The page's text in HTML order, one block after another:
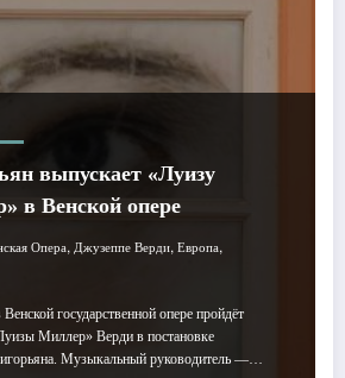
выпускает «Луизу
в Венской опере
Опера, Джузеппе Верди, Европа,
государственной опере пройдёт
Миллер» Верди в постановке
Музыкальный руководитель —…